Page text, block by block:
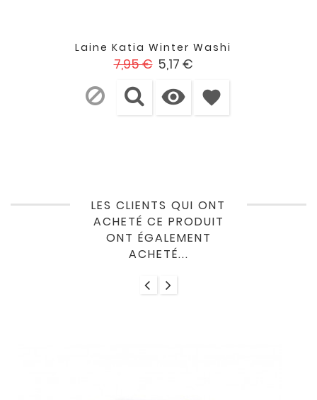
Laine Katia Winter Washi
Prix
base
7,95 € Prix
5,17 €
 favorite
LES CLIENTS QUI ONT
ACHETÉ CE PRODUIT
ONT ÉGALEMENT
ACHETÉ...